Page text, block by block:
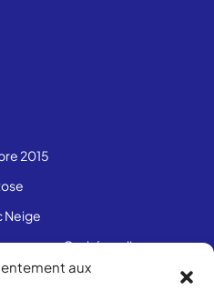
aux
2015
Neige
avec Orphéopolis